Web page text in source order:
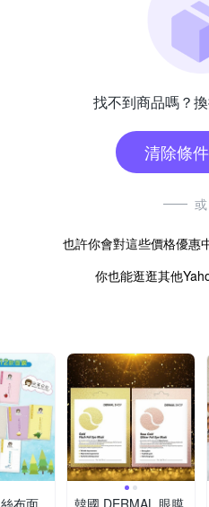
找不到商品嗎？
清除條
或
也許你會對這些價格優惠
你也能逛逛其他